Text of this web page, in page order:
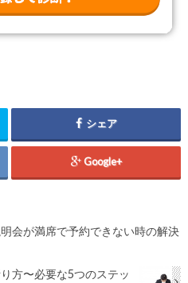
シェア
Google+
会が満席で予約できない時の解決
方〜必要な5つのステッ